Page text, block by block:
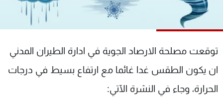
توقعت مصلحة الارصاد الجوية في ادارة الطيران المدني
ان يكون الطقس غدا غائما مع ارتفاع بسيط في درجات
الحرارة، وجاء في النشرة الآتي:
البرامج
جدول البرامج
شاهد البرامج
الترددات
عن MTV
وظائف